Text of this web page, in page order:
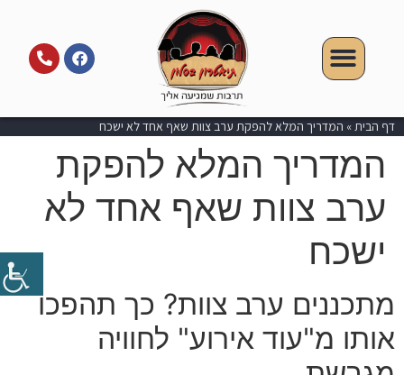
דף הבית» המדריך המלא להפקת ערב צוות שאף אחד לא ישכח
המדריך המלא להפקת
ערב צוות שאף אחד לא
ישכח
מתכננים ערב צוות? כך תהפכו
אותו מ"עוד אירוע" לחוויה